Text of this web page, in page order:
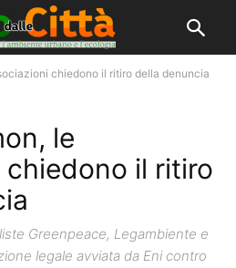
chiedono il ritiro della denuncia
le
il ritiro
Greenpeace, Legambiente e
legale avviata da Eni contro